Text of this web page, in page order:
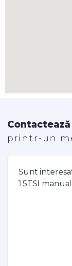
printr-un